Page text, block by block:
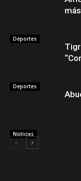
Deportes
Deportes
Noticias